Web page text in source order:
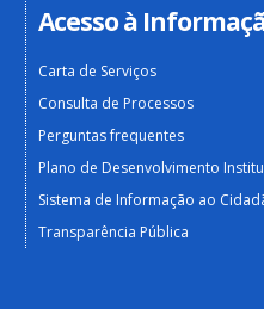
Acesso à
Carta de Serviços
Consulta de Processos
Perguntas frequentes
Plano de Desenvolvimento
Sistema de Informação ao
Transparência Pública